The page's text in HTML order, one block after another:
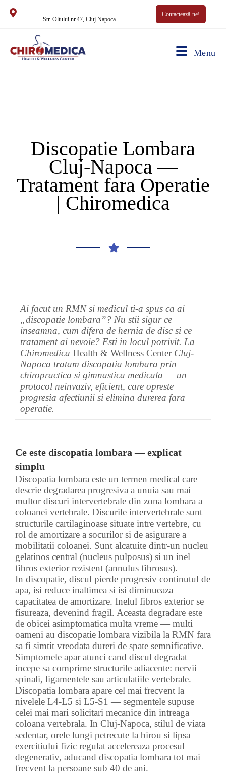
Str. Oltului nr.47, Cluj Napoca
Contactează-ne!
Menu
Discopatie Lombara
Cluj-Napoca —
Tratament fara Operatie
| Chiromedica
Ai facut un RMN si medicul ti-a spus ca ai
„discopatie lombara”? Nu stii sigur ce
inseamna, cum difera de hernia de disc si ce
tratament ai nevoie? Esti in locul potrivit. La
Chiromedica Health & Wellness CenterCluj-
Napoca tratam discopatia lombara prin
chiropractica si gimnastica medicala — un
protocol neinvaziv, eficient, care opreste
progresia afectiunii si elimina durerea fara
operatie.
Ce este discopatia lombara — explicat
simplu
Discopatia lombara este un termen medical care
descrie degradarea progresiva a unuia sau mai
multor discuri intervertebrale din zona lombara a
coloanei vertebrale. Discurile intervertebrale sunt
structurile cartilaginoase situate intre vertebre, cu
rol de amortizare a socurilor si de asigurare a
mobilitatii coloanei. Sunt alcatuite dintr-un nucleu
gelatinos central (nucleus pulposus) si un inel
fibros exterior rezistent (annulus fibrosus).
In discopatie, discul pierde progresiv continutul de
apa, isi reduce inaltimea si isi diminueaza
capacitatea de amortizare. Inelul fibros exterior se
fisureaza, devenind fragil. Aceasta degradare este
de obicei asimptomatica multa vreme — multi
oameni au discopatie lombara vizibila la RMN fara
sa fi simtit vreodata dureri de spate semnificative.
Simptomele apar atunci cand discul degradat
incepe sa comprime structurile adiacente: nervii
spinali, ligamentele sau articulatiile vertebrale.
Discopatia lombara apare cel mai frecvent la
nivelele L4-L5 si L5-S1 — segmentele supuse
celei mai mari solicitari mecanice din intreaga
coloana vertebrala. In Cluj-Napoca, stilul de viata
sedentar, orele lungi petrecute la birou si lipsa
exercitiului fizic regulat accelereaza procesul
degenerativ, aducand discopatia lombara tot mai
frecvent la persoane sub 40 de ani.